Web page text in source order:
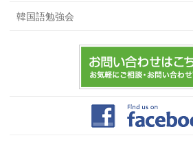
韓国語勉強会